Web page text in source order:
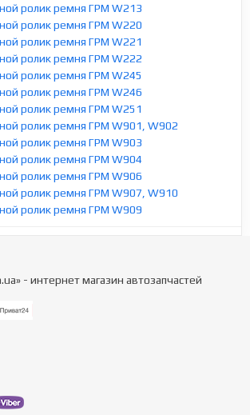
ролик ремня ГРМ W213
ролик ремня ГРМ W220
ролик ремня ГРМ W221
ролик ремня ГРМ W222
ролик ремня ГРМ W245
ролик ремня ГРМ W246
ролик ремня ГРМ W251
ролик ремня ГРМ W901, W902
ролик ремня ГРМ W903
ролик ремня ГРМ W904
ролик ремня ГРМ W906
ролик ремня ГРМ W907, W910
ролик ремня ГРМ W909
- интернет магазин автозапчастей